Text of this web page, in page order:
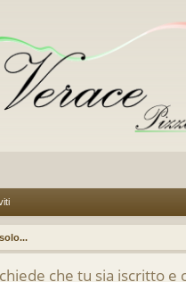
che tu sia iscritto